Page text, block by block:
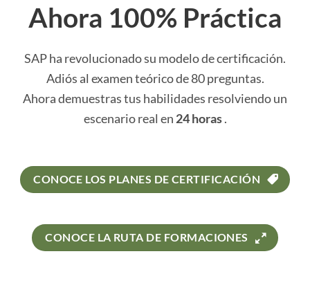
Ahora 100% Práctica
SAP ha revolucionado su modelo de certificación.
Adiós al examen teórico de 80 preguntas.
Ahora demuestras tus habilidades resolviendo un
escenario real en 24 horas.
CONOCE LOS PLANES DE CERTIFICACIÓN
CONOCE LA RUTA DE FORMACIONES